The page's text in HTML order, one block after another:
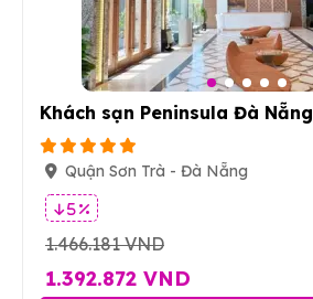
Khách sạn Peninsula Đà Nẵng
Quận Sơn Trà - Đà Nẵng
5 %
1.466.181 VND
1.392.872 VND